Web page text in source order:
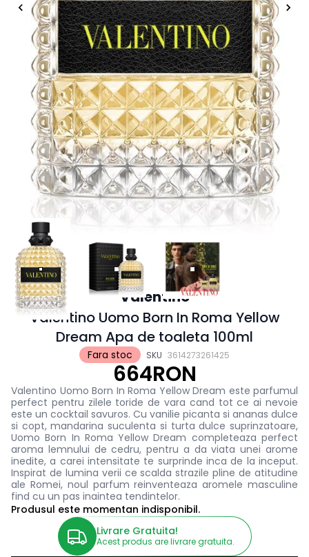
Fara stoc SKU 3614273261425
Valentino
Valentino Uomo Born In Roma Yellow
Dream Apa de toaleta 100ml
664RON
Valentino Uomo Born In Roma Yellow Dream este parfumul
perfect pentru zilele toride de vara cand tot ce ai nevoie
este un cocktail savuros. Cu vanilie picanta si ananas dulce
si copt, mandarina suculenta si turta dulce suprinzatoare,
Uomo Born In Roma Yellow Dream completeaza perfect
aroma lemnului de cedru, pentru a da viata unei arome
inedite, a carei intensitate te surprinde inca de la inceput.
Inspirat de lumina verii ce scalda strazile pline de atitudine
ale Romei, noul parfum reinventeaza aromele masculine
find cu un pas inaintea tendintelor.
Produsul este momentan indisponibil.
Livrare Gratuita!
Acest produs are livrare gratuita.